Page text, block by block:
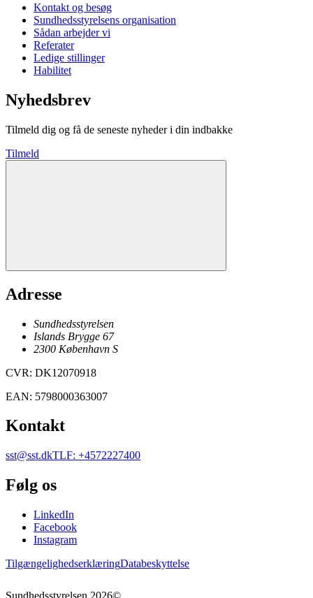
Kontakt og besøg
Sundhedsstyrelsens organisation
Sådan arbejder vi
Referater
Ledige stillinger
Habilitet
Nyhedsbrev
Tilmeld dig og få de seneste nyheder i din indbakke
Tilmeld
Adresse
Sundhedsstyrelsen
Islands Brygge 67
2300 København S
CVR: DK12070918
EAN: 5798000363007
Kontakt
sst@sst.dkTLF: +4572227400
Følg os
LinkedIn
Facebook
Instagram
TilgængelighedserklæringDatabeskyttelse